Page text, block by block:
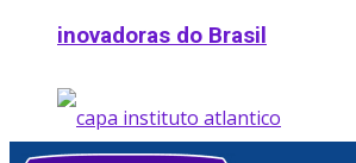
inovadoras do Brasil